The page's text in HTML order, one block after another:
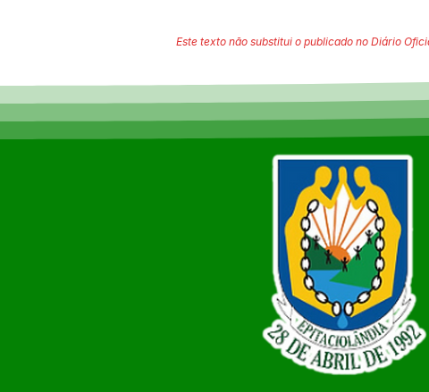
Este texto não substitui o publicado no Diário